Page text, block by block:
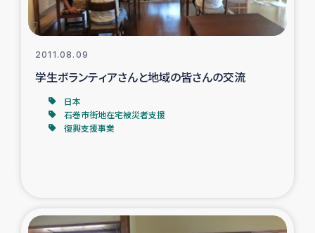
トルコにおけるシリア難民支援事業
インドネシア中部 スラウェシの地震・津波被災者支援
スリランカ ムライティブ県帰還民の生活再建支援
スリランカ南部洪水被災者支援
2011.08.09
学生ボランティアさんと地域の皆さんの交流
日本
石巻市街地在宅被災者支援
復興支援事業